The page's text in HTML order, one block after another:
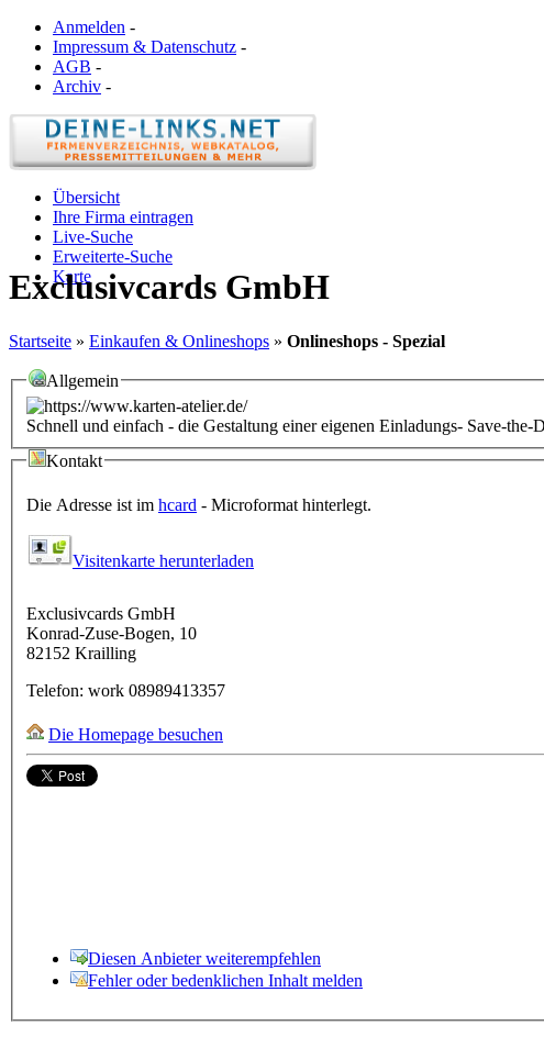
Anmelden -
Impressum & Datenschutz -
AGB -
Archiv -
Übersicht
Ihre Firma eintragen
Live-Suche
Erweiterte-Suche
Karte
Exclusivcards GmbH
Startseite » Einkaufen & Onlineshops » Onlineshops - Spezial
Allgemein
Schnell und einfach - die Gestaltung einer eigenen Einladungs- Save-
Kontakt
Die Adresse ist im hcard - Microformat hinterlegt.
Visitenkarte herunterladen
Exclusivcards GmbH
Konrad-Zuse-Bogen, 10
82152 Krailling
Telefon: work 08989413357
Die Homepage besuchen
Diesen Anbieter weiterempfehlen
Fehler oder bedenklichen Inhalt melden